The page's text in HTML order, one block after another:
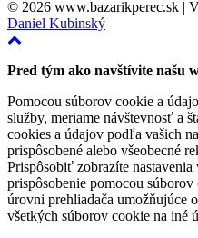
© 2026 www.bazarikperec.sk |
Daniel Kubinský
Pred tým ako navštívite našu
Pomocou súborov cookie a
služby, meriame návštevnosť a
cookies a údajov podľa vašich
prispôsobené alebo všeobecné
Prispôsobiť zobrazíte
prispôsobenie pomocou
úrovni prehliadača umožňujúce
všetkých súborov cookie na iné